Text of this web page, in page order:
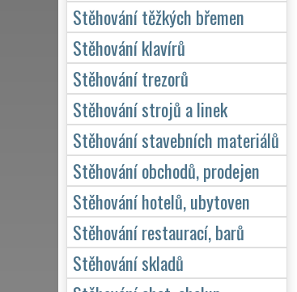
Stěhování těžkých břemen
Stěhování klavírů
Stěhování trezorů
Stěhování strojů a linek
Stěhování stavebních materiálů
Stěhování obchodů, prodejen
Stěhování hotelů, ubytoven
Stěhování restaurací, barů
Stěhování skladů